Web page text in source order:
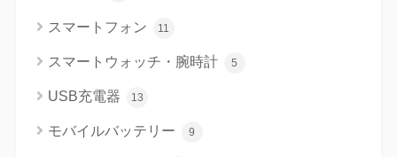
スマートフォン 11
スマートウォッチ・腕時計 5
USB充電器 13
モバイルバッテリー 9